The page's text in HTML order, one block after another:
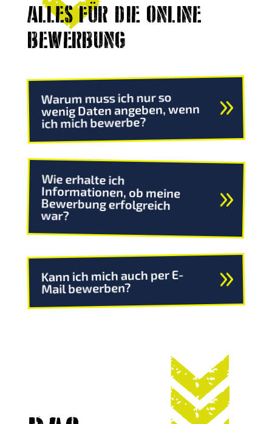
ALLES FÜR DIE ONLINE
BEWERBUNG
Warum muss ich nur so
wenig Daten angeben, wenn
ich mich bewerbe?
Wie erhalte ich
Informationen, ob meine
Bewerbung erfolgreich
war?
Kann ich mich auch per E-
Mail bewerben?